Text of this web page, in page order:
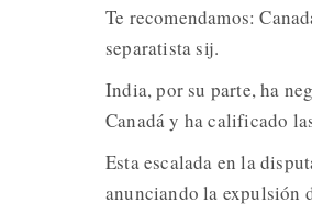
Te recomendamos:
separatista sij.
India, por su parte, ha
Canadá y ha calificado
Esta escalada en la
anunciando la expulsión